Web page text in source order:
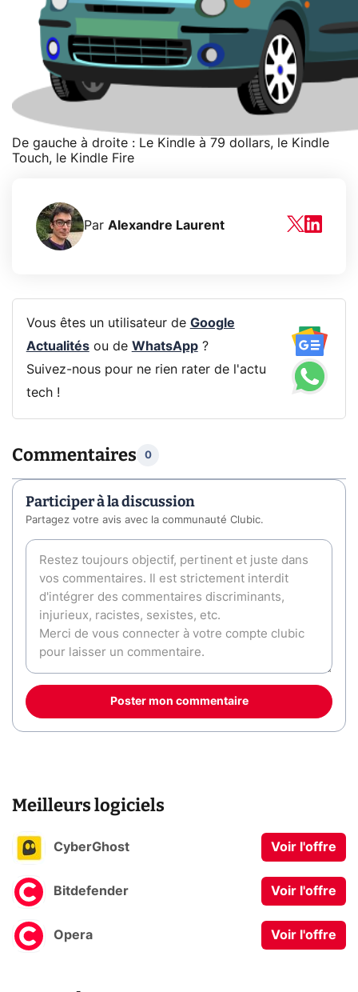
De gauche à droite : Le Kindle à 79 dollars, le Kindle
Touch, le Kindle Fire
Par Alexandre Laurent
Vous êtes un utilisateur de Google
Actualitésou de WhatsApp?
Suivez-nous pour ne rien rater de l'actu
tech !
Commentaires 0
Participer à la discussion
Partagez votre avis avec la communauté Clubic.
Poster mon commentaire
Meilleurs logiciels
CyberGhost Voir l'offre
Bitdefender Voir l'offre
Opera Voir l'offre